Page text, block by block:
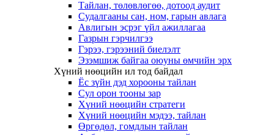
Тайлан, төлөвлөгөө, дотоод аудит
Судалгааны сан, ном, гарын авлага
Авлигын эсрэг үйл ажиллагаа
Газрын гэрчилгээ
Гэрээ, гэрээний биелэлт
Эзэмшиж байгаа оюуны өмчийн эрх
Хүний нөөцийн ил тод байдал
Ёс зүйн дэд хорооны тайлан
Сул орон тооны зар
Хүний нөөцийн стратеги
Хүний нөөцийн мэдээ, тайлан
Өргөдөл, гомдлын тайлан